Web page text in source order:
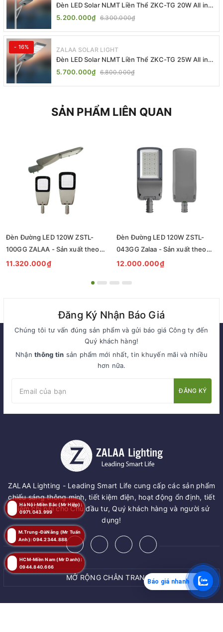
Đèn LED Solar NLMT Liền Thể ZKC-TG 20W All in
One | ZALAA Street Light
5.200.000₫ 6.300.000₫
- 16% ZALAA SOLAR LIGHT
Đèn LED Solar NLMT Liền Thể ZKC-TG 25W All in
One | ZALAA Street Light
5.700.000₫ 6.800.000₫
SẢN PHẨM LIÊN QUAN
Đèn Đường LED 120W ZSTL-
100GG ZALAA - Sản xuất theo
đơn đặt hàng
11.320.000₫
Đèn Đường LED 120W ZSTL-
043GG Zalaa - Sản xuất theo
đơn đặt hàng
12.000.000₫
Đăng Ký Nhận Báo Giá
Chúng tôi tư vấn đúng sản phẩm và gửi báo giá Công ty đến
Quý khách hàng!
Nhậnthông tin sản phẩm mới nhất, tin khuyến mãi và nhiều
hơn nữa.
ĐĂNG KÝ
ZALAA Lighting - Leading Smart Life cung cấp các sản phẩm
chiếu sáng thông minh, tiết kiệm điện, hoạt động ổn định, tiết
kiệm chi phí cho Chủ đầu tư, Quý khách hàng và người sử
dụng!
MỞ RỘNG CHÂN TRANG
HCM-Miền Nam (Mr Danh):
0944.840.666
Hà Nội-Miền Bắc (Mr Hiệp):
0971.043.999
M.Trung-ĐàNẵng (Mr Tuấn
Anh): 094.2344.888
Báo giá nhanh